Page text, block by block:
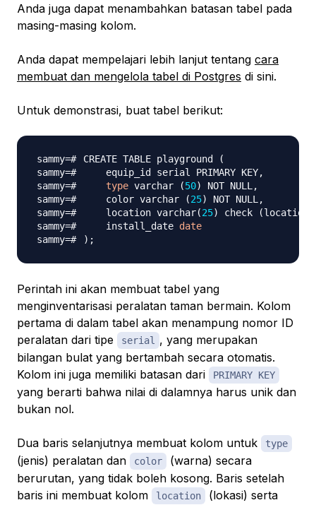
Anda juga dapat menambahkan batasan tabel pada
masing-masing kolom.
Anda dapat mempelajari lebih lanjut tentang cara
membuat dan mengelola tabel di Postgres di sini.
Untuk demonstrasi, buat tabel berikut:
CREATE TABLE playground
(
type varchar (50)
    color varchar
(25)
    location varchar
(25) check (location
    install_date
date
) ;
Perintah ini akan membuat tabel yang
menginventarisasi peralatan taman bermain. Kolom
pertama di dalam tabel akan menampung nomor ID
peralatan dari tipe
serial , yang merupakan
bilangan bulat yang bertambah secara otomatis.
Kolom ini juga memiliki batasan dari
PRIMARY KEY
yang berarti bahwa nilai di dalamnya harus unik dan
bukan nol.
Dua baris selanjutnya membuat kolom untuk type
(jenis) peralatan dan color
(warna) secara
berurutan, yang tidak boleh kosong. Baris setelah
baris ini membuat kolom
location
(lokasi) serta